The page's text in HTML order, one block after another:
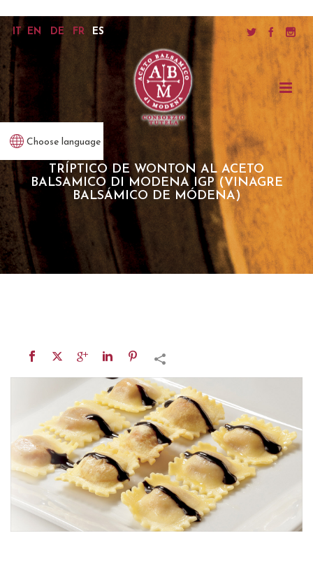
Choose language
TRÍPTICO DE WONTON AL ACETO
BALSAMICO DI MODENA IGP (VINAGRE
BALSÁMICO DE MÓDENA)
IT EN DE FR ES